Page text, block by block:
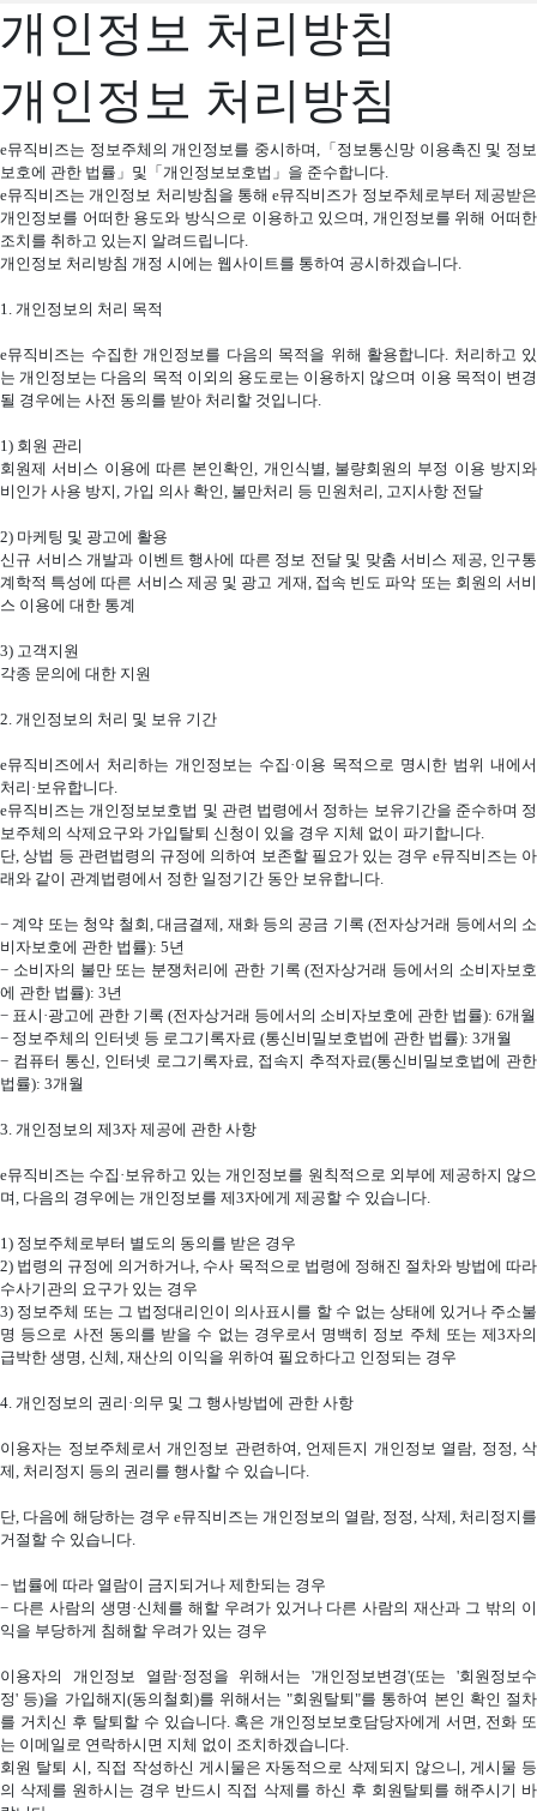
개인정보 처리방침
개인정보 처리방침
e뮤직비즈는 정보주체의 개인정보를 중시하며
「정보통신망 이용촉진 및 정보
보호에 관한 법률」및「개인정보보호법」을 준수합니다
e뮤직비즈는 개인정보 처리방침을 통해 e뮤직비즈가 정보주체로부터 제공받은
개인정보를 어떠한 용도와 방식으로 이용하고 있으며
개인정보를 위해 어떠한
조치를 취하고 있는지 알려드립니다
개인정보 처리방침 개정 시에는 웹사이트를 통하여 공시하겠습니다
1. 개인정보의 처리 목적
e뮤직비즈는 수집한 개인정보를 다음의 목적을 위해 활용합니다 처리하고 있
는 개인정보는 다음의 목적 이외의 용도로는 이용하지 않으며 이용 목적이 변경
될 경우에는 사전 동의를 받아 처리할 것입니다
1) 회원 관리
회원제 서비스 이용에 따른 본인확인
개인식별
불량회원의 부정 이용 방지와
비인가 사용 방지 가입 의사 확인 불만처리 등 민원처리 고지사항 전달
2) 마케팅 및 광고에 활용
신규 서비스 개발과 이벤트 행사에 따른 정보 전달 및 맞춤 서비스 제공 인구통
계학적 특성에 따른 서비스 제공 및 광고 게재 접속 빈도 파악 또는 회원의 서비
스 이용에 대한 통계
3) 고객지원
각종 문의에 대한 지원
2. 개인정보의 처리 및 보유 기간
e뮤직비즈에서 처리하는 개인정보는 수집·이용 목적으로 명시한 범위 내에서
처리·보유합니다
e뮤직비즈는 개인정보보호법 및 관련 법령에서 정하는 보유기간을 준수하며 정
보주체의 삭제요구와 가입탈퇴 신청이 있을 경우 지체 없이 파기합니다
단 ,상법 등 관련법령의 규정에 의하여 보존할 필요가 있는 경우 e뮤직비즈는 아
래와 같이 관계법령에서 정한 일정기간 동안 보유합니다
− 계약 또는 청약 철회 ,대금결제 재화 등의 공금 기록 (전자상거래 등에서의 소
비자보호에 관한 법률): 5년
− 소비자의 불만 또는 분쟁처리에 관한 기록 (전자상거래 등에서의 소비자보호
에 관한 법률): 3년
− 표시·광고에 관한 기록 (전자상거래 등에서의 소비자보호에 관한 법률): 6개월
− 정보주체의 인터넷 등 로그기록자료 (통신비밀보호법에 관한 법률): 3개월
− 컴퓨터 통신 인터넷 로그기록자료 접속지 추적자료(통신비밀보호법에 관한
법률): 3개월
3. 개인정보의 제3자 제공에 관한 사항
e뮤직비즈는 수집·보유하고 있는 개인정보를 원칙적으로 외부에 제공하지 않으
며 다음의 경우에는 개인정보를 제3자에게 제공할 수 있습니다
1) 정보주체로부터 별도의 동의를 받은 경우
2) 법령의 규정에 의거하거나 수사 목적으로 법령에 정해진 절차와 방법에 따라
수사기관의 요구가 있는 경우
3) 정보주체 또는 그 법정대리인이 의사표시를 할 수 없는 상태에 있거나 주소불
명 등으로 사전 동의를 받을 수 없는 경우로서 명백히 정보 주체 또는 제3자의
급박한 생명 신체 재산의 이익을 위하여 필요하다고 인정되는 경우
4. 개인정보의 권리·의무 및 그 행사방법에 관한 사항
이용자는 정보주체로서 개인정보 관련하여 언제든지 개인정보 열람 정정 삭
제 처리정지 등의 권리를 행사할 수 있습니다
단 다음에 해당하는 경우 e뮤직비즈는 개인정보의 열람 정정 삭제 처리정지를
거절할 수 있습니다
− 법률에 따라 열람이 금지되거나 제한되는 경우
− 다른 사람의 생명·신체를 해할 우려가 있거나 다른 사람의 재산과 그 밖의 이
익을 부당하게 침해할 우려가 있는 경우
이용자의 개인정보 열람·정정을 위해서는 '개인정보변경'(또는 '회원정보수
정' 등)을 가입해지(동의철회)를 위해서는 "회원탈퇴"를 통하여 본인 확인 절차
를 거치신 후 탈퇴할 수 있습니다. 혹은 개인정보보호담당자에게 서면
전화 또
는 이메일로 연락하시면 지체 없이 조치하겠습니다
회원 탈퇴 시
직접 작성하신 게시물은 자동적으로 삭제되지 않으니
게시물 등
의 삭제를 원하시는 경우 반드시 직접 삭제를 하신 후 회원탈퇴를 해주시기 바